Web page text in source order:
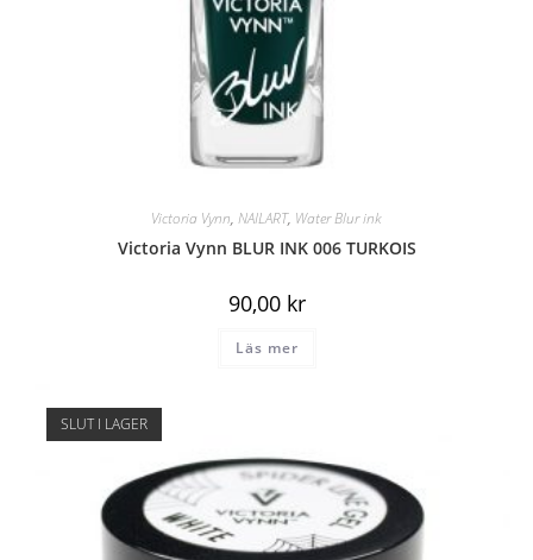
Victoria Vynn, NAILART, Water Blur ink
Victoria Vynn BLUR INK 006 TURKOIS
90,00 kr
Läs mer
SLUT I LAGER